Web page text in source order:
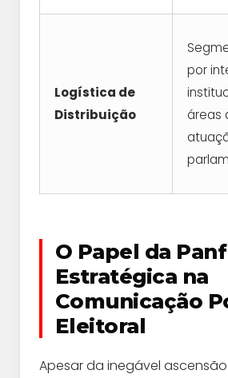
Logística de
Distribuição
por
áreas
O Papel da
Estratégica na
Comunicação
Eleitoral
Apesar da inegável